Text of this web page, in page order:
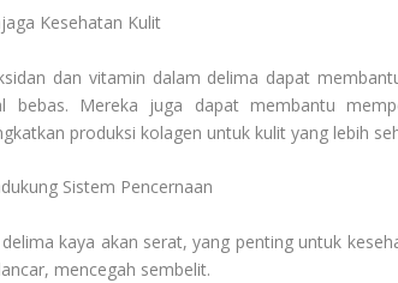
Kesehatan Kulit
dan vitamin dalam delima dapat
bebas. Mereka juga dapat membantu
produksi kolagen untuk kulit yang lebih
Sistem Pencernaan
kaya akan serat, yang penting untuk
mencegah sembelit.